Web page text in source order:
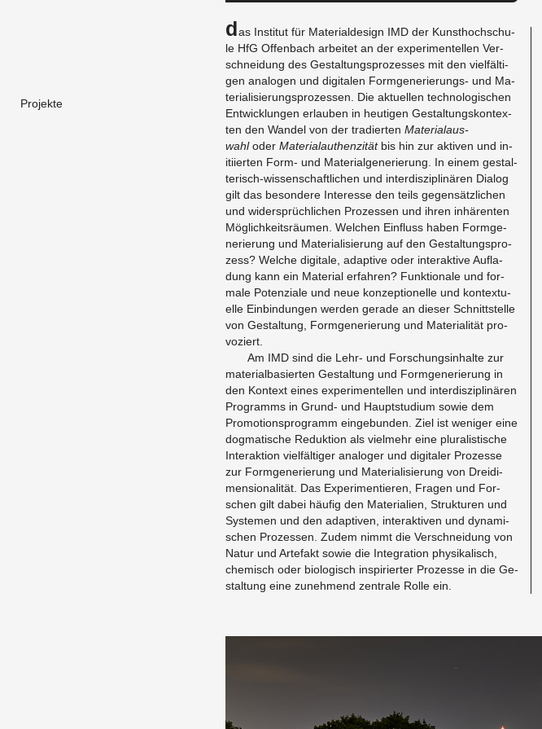
Projekte
Das In­sti­tut für Ma­te­ri­al­de­sign IMD der Kunst­hoch­schu­
le HfG Of­fen­bach ar­bei­tet an der ex­pe­ri­men­tel­len Ver­
schnei­dung des Ge­stal­tungs­pro­zes­ses mit den viel­fäl­ti­
gen ana­lo­gen und di­gi­ta­len Form­ge­ne­rie­rungs- und Ma­
te­ria­li­sie­rungs­pro­zes­sen. Die ak­tu­el­len tech­no­lo­gi­schen
Ent­wick­lun­gen er­lau­ben in heu­ti­gen Ge­stal­tungs­kon­tex­
ten den Wan­del von der tra­dier­ten Ma­te­ri­al­aus­
wahloder Ma­te­ri­al­au­then­zi­tätbis hin zur ak­ti­ven und in­
iti­ier­ten Form- und Ma­te­ri­al­ge­ne­rie­rung. In einem ge­stal­
te­risch-wis­sen­schaft­li­chen und in­ter­dis­zi­pli­nä­ren Dia­log
gilt das be­son­de­re In­ter­es­se den teils ge­gen­sätz­li­chen
und wi­der­sprüch­li­chen Pro­zes­sen und ihren in­hä­ren­ten
Mög­lich­keits­räu­men. Wel­chen Ein­fluss haben Form­ge­
ne­rie­rung und Ma­te­ria­li­sie­rung auf den Ge­stal­tungs­pro­
zess? Wel­che di­gi­ta­le, ad­ap­ti­ve oder in­ter­ak­ti­ve Auf­la­
dung kann ein Ma­te­ri­al er­fah­ren? Funk­tio­na­le und for­
ma­le Po­ten­zia­le und neue kon­zep­tio­nel­le und kon­tex­tu­
el­le Ein­bin­dun­gen wer­den ge­ra­de an die­ser Schnitt­stel­le
von Ge­stal­tung, Form­ge­ne­rie­rung und Ma­te­ria­li­tät pro­
vo­ziert.
Am IMD sind die Lehr- und For­schungs­in­hal­te zur
ma­te­ri­al­ba­sier­ten Ge­stal­tung und Form­ge­ne­rie­rung in
den Kon­text eines ex­pe­ri­men­tel­len und in­ter­dis­zi­pli­nä­ren
Pro­gramms in Grund- und Haupt­stu­di­um sowie dem
Pro­mo­ti­ons­pro­gramm ein­ge­bun­den. Ziel ist we­ni­ger eine
dog­ma­ti­sche Re­duk­ti­on als viel­mehr eine plu­ra­lis­ti­sche
In­ter­ak­ti­on viel­fäl­ti­ger ana­lo­ger und di­gi­ta­ler Pro­zes­se
zur Form­ge­ne­rie­rung und Ma­te­ria­li­sie­rung von Drei­di­
men­sio­na­li­tät. Das Ex­pe­ri­men­tie­ren, Fra­gen und For­
schen gilt dabei häu­fig den Ma­te­ria­li­en, Struk­tu­ren und
Sys­te­men und den ad­ap­ti­ven, in­ter­ak­ti­ven und dy­na­mi­
schen Pro­zes­sen. Zudem nimmt die Ver­schnei­dung von
Natur und Ar­te­fakt sowie die In­te­gra­ti­on phy­si­ka­lisch,
che­misch oder bio­lo­gisch in­spi­rier­ter Pro­zes­se in die Ge­
stal­tung eine zu­neh­mend zen­tra­le Rolle ein.